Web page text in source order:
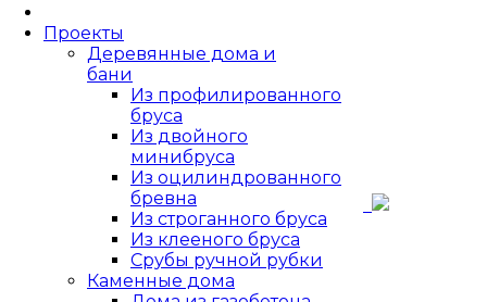
Проекты
Деревянные дома и
бани
Из профилированного
бруса
Из двойного
минибруса
Из оцилиндрованного
бревна
Из строганного бруса
Из клееного бруса
Срубы ручной рубки
Каменные дома